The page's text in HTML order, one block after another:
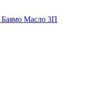
Баямо Масло 3П